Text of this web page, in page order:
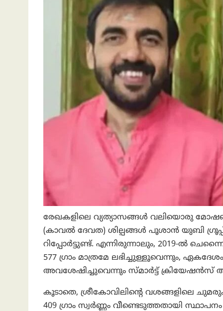
രേഖകളിലെ വ്യത്യാസങ്ങൾ വലിയൊരു
(കാവൽ ദേവത) ശില്പങ്ങൾ പൂശാൻ യുബി
റിപ്പോർട്ടുണ്ട്. എന്നിരുന്നാലും, 2019-ൽ
577 ഗ്രാം മാത്രമേ ലഭിച്ചുള്ളൂവെന്നും,
അവശേഷിച്ചുവെന്നും സ്മാർട്ട് ക്രിയേഷൻസ്
കൂടാതെ, ശ്രീകോവിലിന്റെ വശങ്ങളിലെ
409 ഗ്രാം സ്വർണ്ണം വീണ്ടെടുത്തതായി